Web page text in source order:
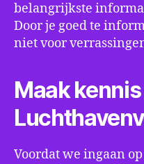
belangrijkste
Door je goed te
niet voor
Maak
Voordat we ingaan